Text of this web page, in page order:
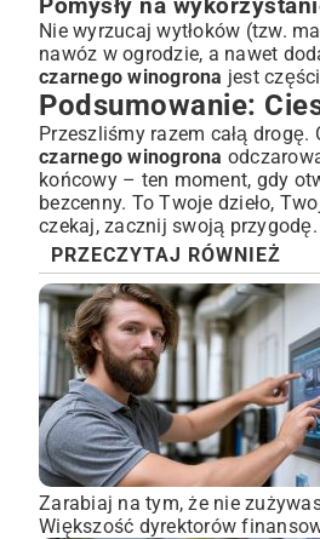
Pomysły na
Nie wyrzucaj wytłoków (tzw.
nawóz w ogrodzie, a nawet
czarnego winogrona jest
Podsumowanie:
Przeszliśmy razem całą
czarnego winogrona
końcowy – ten moment, gdy
bezcenny. To Twoje dzieło,
czekaj, zacznij swoją
PRZECZYTAJ RÓWNIEŻ
Zarabiaj na tym, że nie
Większość dyrektorów